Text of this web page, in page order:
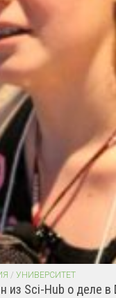
/ УНИВЕРСИТЕТ
из Sci-Hub о деле в